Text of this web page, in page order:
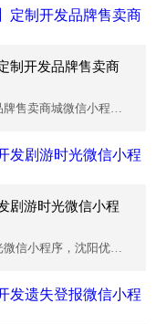
制开发品牌售卖商
售卖商城微信小程
剧游时光微信小程
信小程序，沈阳优创